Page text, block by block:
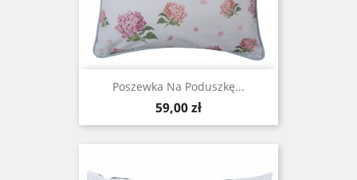
Poszewka Na Poduszkę...
Cena
59,00 zł